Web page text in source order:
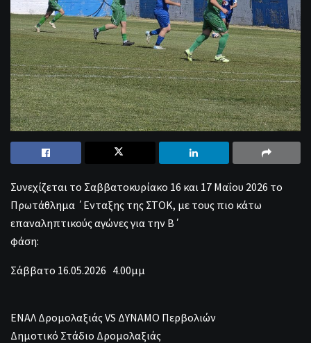
Συνεχίζεται το Σαββατοκυρίακο 16 και 17 Μαΐου 2026 το
Πρωτάθλημα ΄Ενταξης της ΣΤΟΚ, με τους πιο κάτω
επαναληπτικούς αγώνες για την Β΄
φάση:
Σάββατο 16.05.2026 4.00μμ
ΕΝΑΛ Δρομολαξιάς VS ΔΥΝΑΜΟ Περβολιών
Δημοτικό Στάδιο Δρομολαξιάς